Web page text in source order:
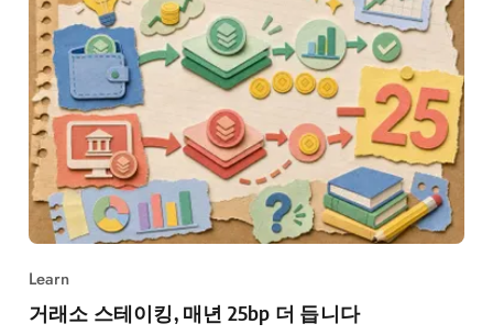
Learn
거래소 스테이킹, 매년 25bp 더 듭니다